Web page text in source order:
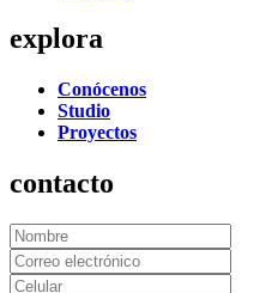
explora
Conócenos
Studio
Proyectos
contacto